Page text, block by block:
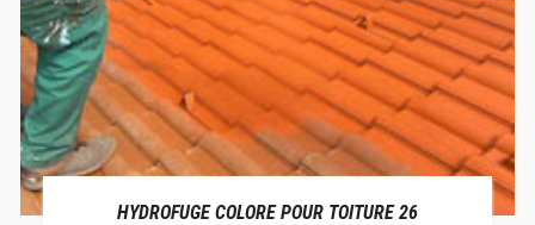
HYDROFUGE COLORE POUR TOITURE 26